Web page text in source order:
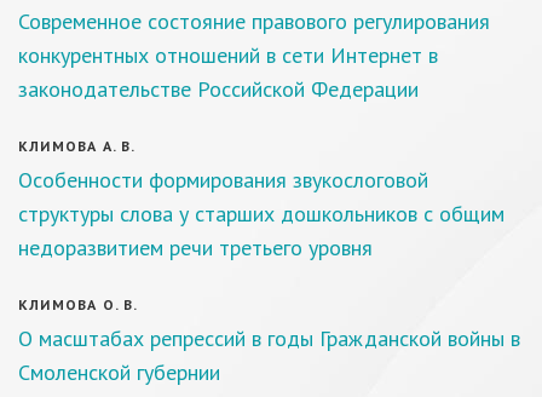
Современное состояние правового регулирования
конкурентных отношений в сети Интернет в
законодательстве Российской Федерации
КЛИМОВА А. В.
Особенности формирования звукослоговой
структуры слова у старших дошкольников с общим
недоразвитием речи третьего уровня
КЛИМОВА О. В.
О масштабах репрессий в годы Гражданской войны в
Смоленской губернии